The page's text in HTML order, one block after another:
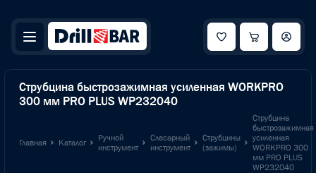
Струбцина быстрозажимная усиленная WORKPRO
300 мм PRO PLUS WP232040
Главная Каталог
Ручной
инструмент
Слесарный
инструмент
Струбцины
(зажимы)
Струбцина
быстрозажимная
усиленная
WORKPRO 300
мм PRO PLUS
WP232040